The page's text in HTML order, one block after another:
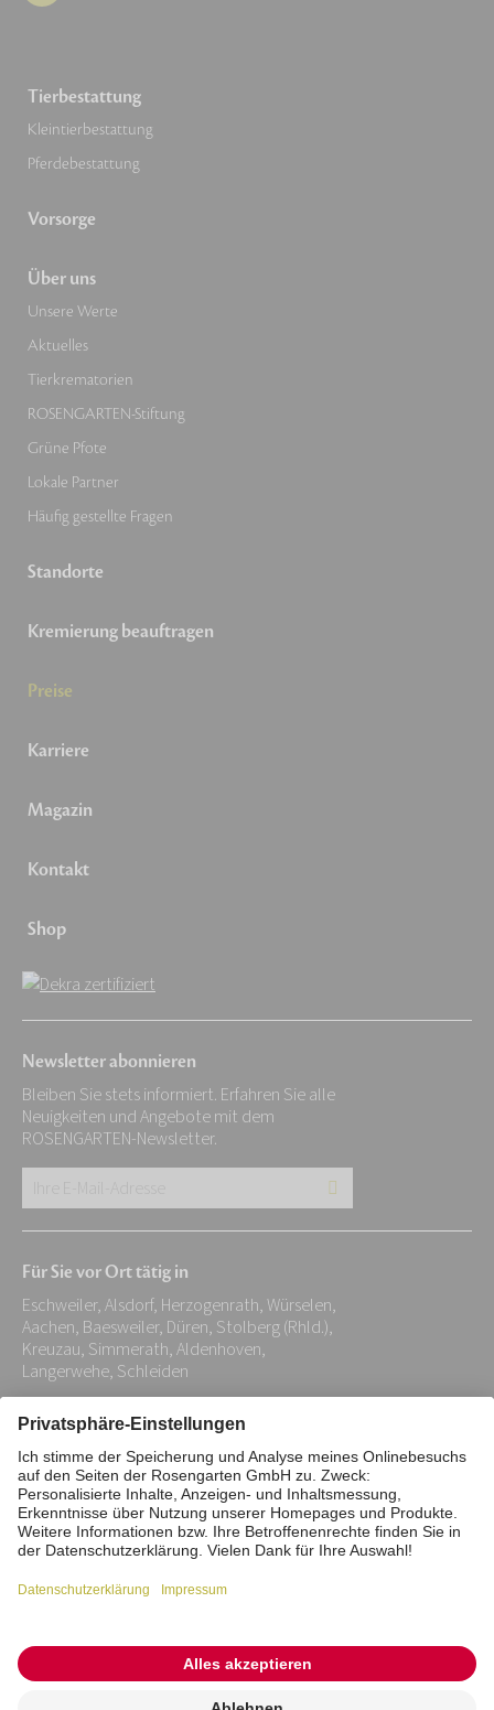
Tierbestattung
Kleintierbestattung
Pferdebestattung
Vorsorge
Über uns
Unsere Werte
Aktuelles
Tierkrematorien
ROSENGARTEN-Stiftung
Grüne Pfote
Lokale Partner
Häufig gestellte Fragen
Standorte
Kremierung beauftragen
Preise
Karriere
Magazin
Kontakt
Shop
Newsletter abonnieren
Bleiben Sie stets informiert. Erfahren Sie alle
Neuigkeiten und Angebote mit dem
ROSENGARTEN-Newsletter.
Adresse:
*
Für Sie vor Ort tätig in
Eschweiler, Alsdorf, Herzogenrath, Würselen,
Aachen, Baesweiler, Düren, Stolberg (Rhld.),
Kreuzau, Simmerath, Aldenhoven,
Langerwehe, Schleiden
Impressum Datenschutz
Stiftung
Interne Meldestelle
Zahlungsmittel
Barrierefreiheitserklärung
Vertrag widerrufen